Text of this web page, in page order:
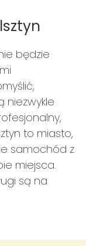
będzie
niezwykle
to miasto,
samochód z
miejsca.
są na